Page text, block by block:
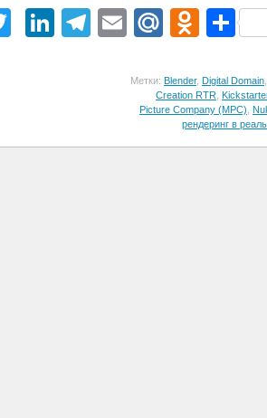
TwitterLinkedIn
Telegram
EmailMail.Ru
Метки: Blender, Digital Domain
Creation RTR
Picture Company (MPC)
рендеринг в